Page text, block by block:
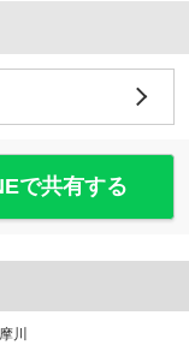
で共有する
川